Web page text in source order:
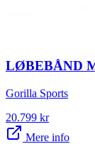
LØBEBÅND
Gorilla Sports
20.799 kr
Mere info